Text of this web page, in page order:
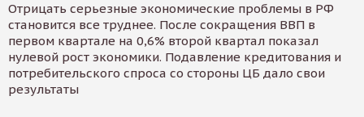
Отрицать серьезные экономические проблемы в РФ
становится все труднее. После сокращения ВВП в
первом квартале на 0,6% второй квартал показал
нулевой рост экономики. Подавление кредитования и
потребительского спроса со стороны ЦБ дало свои
результаты